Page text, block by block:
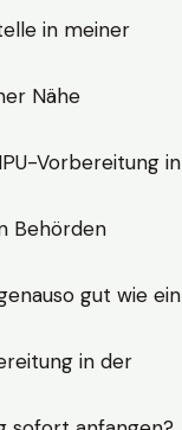
in meiner
Nähe
Vorbereitung in
Behörden
gut wie ein
in der